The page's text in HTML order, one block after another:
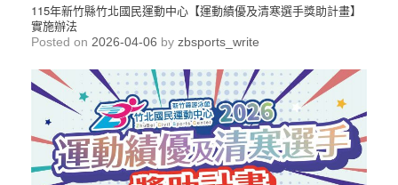
115年新竹縣竹北國民運動中心【運動績優及清寒選手獎助計畫】
實施辦法
Posted on 2026-04-06 by zbsports_write